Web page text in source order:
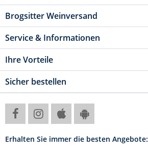
Brogsitter Weinversand
Service & Informationen
Ihre Vorteile
Sicher bestellen
Erhalten Sie immer die besten Angebote: